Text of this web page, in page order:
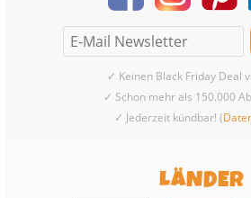
✓ Keinen Black Friday Deal
✓ Schon mehr als 150.000
✓ Jederzeit kündbar! (
LÄNDER